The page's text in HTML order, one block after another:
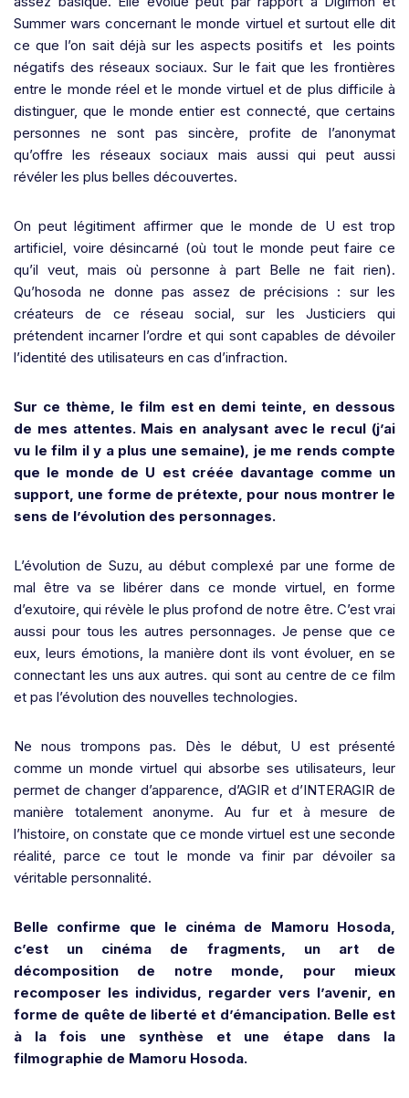
Summer wars concernant le monde virtuel et surtout elle dit
ce que l’on sait déjà sur les aspects positifs et les points
négatifs des réseaux sociaux. Sur le fait que les frontières
entre le monde réel et le monde virtuel et de plus difficile à
distinguer, que le monde entier est connecté, que certains
personnes ne sont pas sincère, profite de l’anonymat
qu’offre les réseaux sociaux mais aussi qui peut aussi
révéler les plus belles découvertes.
On peut légitiment affirmer que le monde de U est trop
artificiel, voire désincarné (où tout le monde peut faire ce
qu’il veut, mais où personne à part Belle ne fait rien).
Qu’hosoda ne donne pas assez de précisions : sur les
créateurs de ce réseau social, sur les Justiciers qui
prétendent incarner l’ordre et qui sont capables de dévoiler
l’identité des utilisateurs en cas d’infraction.
Sur ce thème, le film est en demi teinte, en dessous
de mes attentes. Mais en analysant avec le recul (j’ai
vu le film il y a plus une semaine), je me rends compte
que le monde de U est créée davantage comme un
support, une forme de prétexte, pour nous montrer le
sens de l’évolution des personnages.
L’évolution de Suzu, au début complexé par une forme de
mal être va se libérer dans ce monde virtuel, en forme
d’exutoire, qui révèle le plus profond de notre être. C’est vrai
aussi pour tous les autres personnages. Je pense que ce
eux, leurs émotions, la manière dont ils vont évoluer, en se
connectant les uns aux autres. qui sont au centre de ce film
et pas l’évolution des nouvelles technologies.
Ne nous trompons pas. Dès le début, U est présenté
comme un monde virtuel qui absorbe ses utilisateurs, leur
permet de changer d’apparence, d’AGIR et d’INTERAGIR de
manière totalement anonyme. Au fur et à mesure de
l’histoire, on constate que ce monde virtuel est une seconde
réalité, parce ce tout le monde va finir par dévoiler sa
véritable personnalité.
Belle confirme que le cinéma de Mamoru Hosoda,
c’est un cinéma de fragments, un art de
décomposition de notre monde, pour mieux
recomposer les individus, regarder vers l’avenir, en
forme de quête de liberté et d’émancipation. Belle est
à la fois une synthèse et une étape dans la
filmographie de Mamoru Hosoda.